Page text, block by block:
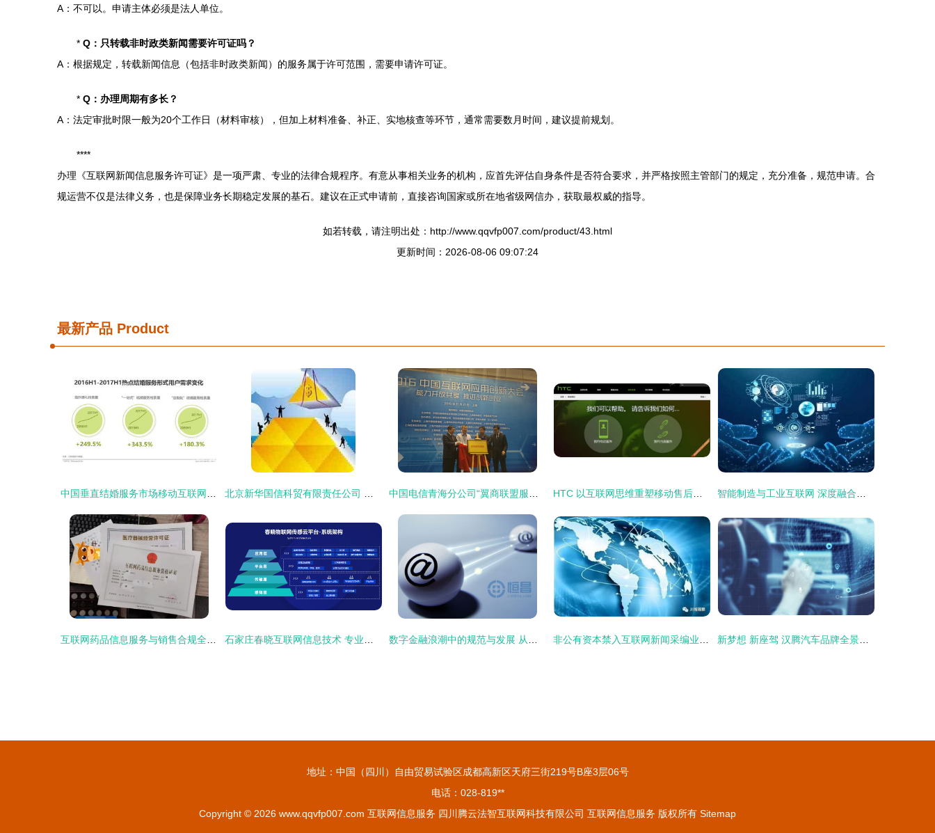
A：不可以。申请主体必须是法人单位。
* Q：只转载非时政类新闻需要许可证吗？
A：根据规定，转载新闻信息（包括非时政类新闻）的服务属于许可范围，需要申请许可证。
* Q：办理周期有多长？
A：法定审批时限一般为20个工作日（材料审核），但加上材料准备、补正、实地核查等环节，通常需要数月时间，建议提前规划。
****
办理《互联网新闻信息服务许可证》是一项严肃、专业的法律合规程序。有意从事相关业务的机构，应首先评估自身条件是否符合要求，并严格按照主管部门的规定，充分准备，规范申请。合
规运营不仅是法律义务，也是保障业务长期稳定发展的基石。建议在正式申请前，直接咨询国家或所在地省级网信办，获取最权威的指导。
如若转载，请注明出处：http://www.qqvfp007.com/product/43.html
更新时间：2026-08-06 09:07:24
最新产品 Product
地址：中国（四川）自由贸易试验区成都高新区天府三街219号B座3层06号
电话：028-819**
Copyright © 2026 www.qqvfp007.com 互联网信息服务 四川腾云法智互联网科技有限公司 互联网信息服务 版权所有 Sitemap